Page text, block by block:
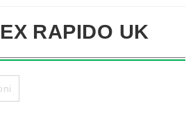
RAPIDO UK